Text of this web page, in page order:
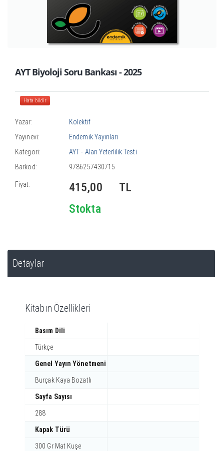
AYT Biyoloji Soru Bankası - 2025
Hata bildir
Yazar:
Kolektif
Yayınevi:
Endemik Yayınları
Kategori:
AYT - Alan Yeterlilik Testi
Barkod:
9786257430715
Fiyat: 415,00
TL
Stokta
Detaylar
Kitabın Özellikleri
Basım Dili
Türkçe
Genel Yayın Yönetmeni
Burçak Kaya Bozatlı
Sayfa Sayısı
288
Kapak Türü
300 Gr Mat Kuşe